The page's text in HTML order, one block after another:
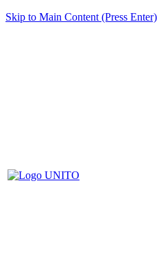
Skip to Main Content (Press Enter)